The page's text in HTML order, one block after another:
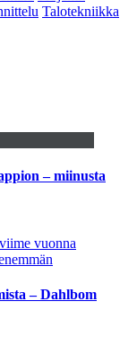
Talotekniikka
– miinusta
vuonna
– Dahlbom